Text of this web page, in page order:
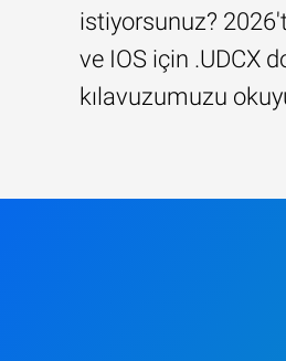
istiyorsunuz?
ve IOS için .UDCX
kılavuzumuzu